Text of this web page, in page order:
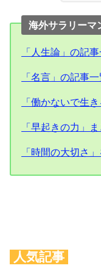
海外サラリーマ
「人生論」の記
「名言」の記事
「働かないで生
「早起きの力」
「時間の大切さ
人気記事